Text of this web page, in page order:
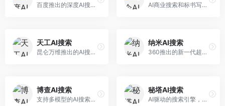
百度推出的深度AI搜索引擎，整合百度知识图谱。面向中文用户，提供智能问答、知识探索、内容生成等服务，知识覆盖面广。 AI商业搜索和标书写作工具，专注于企业服务场景。面向企业用户，提供商业信息搜索、标书生成、企业分析等服务，商业信息专业。
天工AI搜索
昆仑万维推出的AI搜索引擎，整合大模型与搜索能力。面向普通用户，提供智能问答、深度搜索、内容整理等服务，中文搜索体验好。
纳米AI搜索
360推出的新一代超级AI搜索，深度整合360搜索资源。面向普通用户，提供智能问答、多模态搜索、内容生成等服务，安全可靠。
博查AI搜索
支持多模型的AI搜索引擎，整合多种大模型能力。面向AI爱好者，提供多模型搜索、答案对比、深度分析等服务，模型选择灵活。
秘塔AI搜索
AI驱动的搜索引擎，专注于无广告直达结果。面向研究者和信息获取需求者，提供深度搜索、来源标注、答案整理等服务，搜索结果干净准确，信息可信度高。